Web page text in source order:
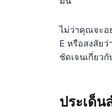
ไม่ว่าคุณจะอ
E หรือสงสัย
ชัดเจนเกี่ยว
ประเด็